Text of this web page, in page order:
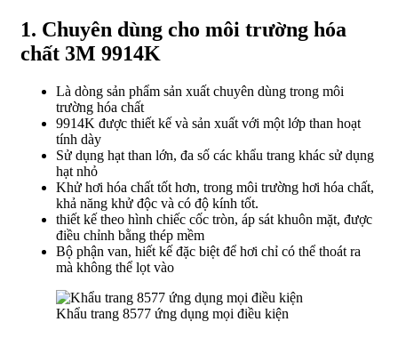
1. Chuyên dùng cho môi trường hóa
chất 3M 9914K
Là dòng sản phẩm sản xuất chuyên dùng trong môi
trường hóa chất
9914K được thiết kế và sản xuất với một lớp than hoạt
tính dày
Sử dụng hạt than lớn, đa số các khẩu trang khác sử dụng
hạt nhỏ
Khử hơi hóa chất tốt hơn, trong môi trường hơi hóa chất,
khả năng khử độc và có độ kính tốt.
thiết kế theo hình chiếc cốc tròn, áp sát khuôn mặt, được
điều chỉnh bằng thép mềm
Bộ phận van, hiết kế đặc biệt để hơi chỉ có thể thoát ra
mà không thể lọt vào
Khẩu trang 8577 ứng dụng mọi điều kiện